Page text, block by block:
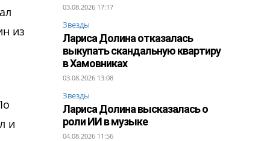
из
и
03.08.2026 17:17
Звезды
Лариса Долина отказалась
выкупать скандальную квартиру
в Хамовниках
03.08.2026 13:08
Звезды
Лариса Долина высказалась о
роли ИИ в музыке
04.08.2026 11:56